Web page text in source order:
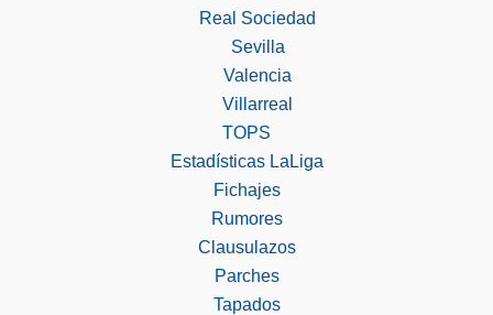
Real Sociedad
Sevilla
Valencia
Villarreal
TOPS
Estadísticas LaLiga
Fichajes
Rumores
Clausulazos
Parches
Tapados